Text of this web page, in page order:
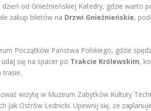
od Gnieźnieńskiej Katedry, gdzie warto
zakup biletów na Drzwi Gnieźnieńskie,
Początków Państwa Polskiego, gdzie
się na spacer po Trakcie Królewskim,
trasie.
wizytę w Muzeum Zabytków Kultury
jak Ostrów Lednicki. Upewnij się, że